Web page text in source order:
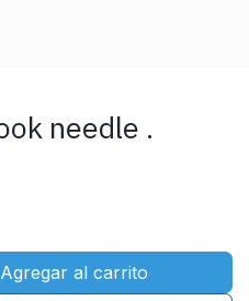
needle .
Agregar al carrito